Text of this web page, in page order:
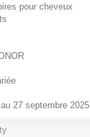
pour cheveux
27 septembre 2025